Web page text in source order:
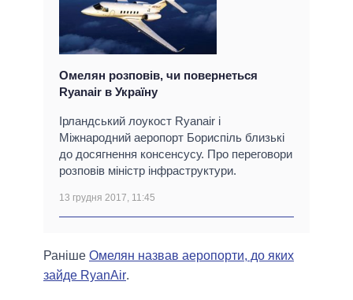
Омелян розповів, чи повернеться
Ryanair в Україну
Ірландський лоукост Ryanair і
Міжнародний аеропорт Бориспіль близькі
до досягнення консенсусу. Про переговори
розповів міністр інфраструктури.
13 грудня 2017, 11:45
Раніше Омелян назвав аеропорти, до яких
зайде RyanAir.